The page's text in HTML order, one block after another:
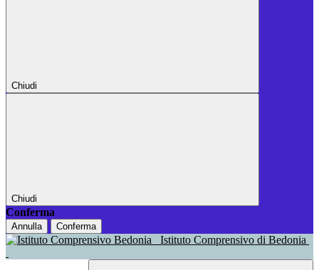
Chiudi
Chiudi
Conferma
Annulla Conferma
Istituto Comprensivo di Bedonia